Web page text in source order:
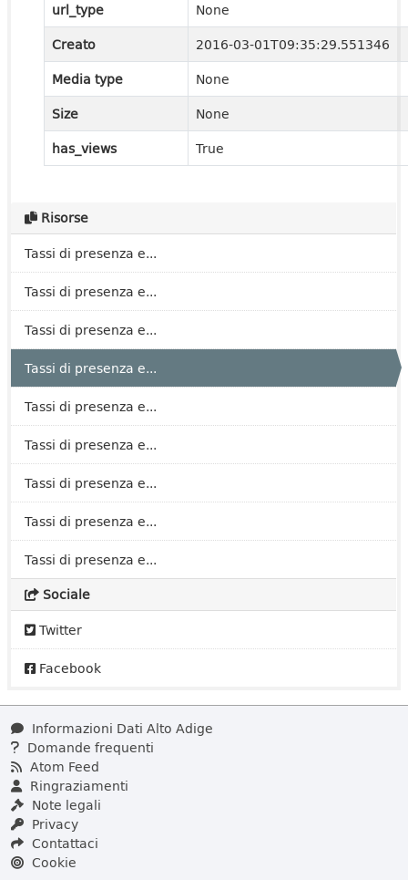
Risorse
Tassi di presenza e...
Tassi di presenza e...
Tassi di presenza e...
Tassi di presenza e...
Tassi di presenza e...
Tassi di presenza e...
Tassi di presenza e...
Tassi di presenza e...
Tassi di presenza e...
Sociale
Twitter
Facebook
url_type
None
Creato
2016-03-01T09:35:29.551346
Media type
None
Size
None
has_views
True
Informazioni Dati Alto Adige
Domande frequenti
Atom Feed
Ringraziamenti
Note legali
Privacy
Contattaci
Cookie